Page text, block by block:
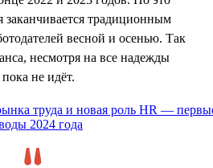
заканчивается традиционным
весной и осенью. Так
несмотря на все надежды
не идёт.